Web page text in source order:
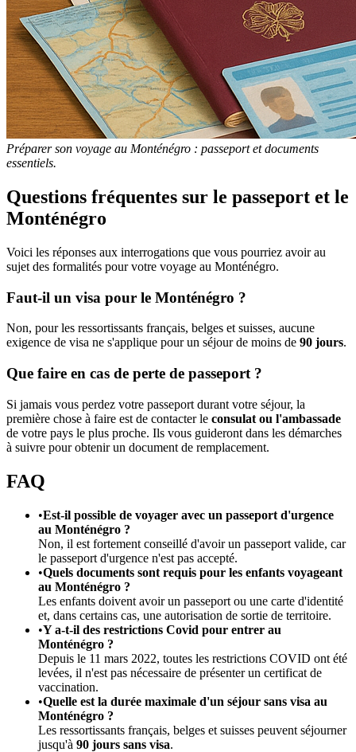
Préparer son voyage au Monténégro : passeport et documents
essentiels.
Questions fréquentes sur le passeport et le
Monténégro
Voici les réponses aux interrogations que vous pourriez avoir au
sujet des formalités pour votre voyage au Monténégro.
Faut-il un visa pour le Monténégro ?
Non, pour les ressortissants français, belges et suisses, aucune
exigence de visa ne s'applique pour un séjour de moins de 90 jours.
Que faire en cas de perte de passeport ?
Si jamais vous perdez votre passeport durant votre séjour, la
première chose à faire est de contacter le consulat ou l'ambassade
de votre pays le plus proche. Ils vous guideront dans les démarches
à suivre pour obtenir un document de remplacement.
FAQ
•Est-il possible de voyager avec un passeport d'urgence
au Monténégro ?
Non, il est fortement conseillé d'avoir un passeport valide, car
le passeport d'urgence n'est pas accepté.
•Quels documents sont requis pour les enfants voyageant
au Monténégro ?
Les enfants doivent avoir un passeport ou une carte d'identité
et, dans certains cas, une autorisation de sortie de territoire.
•Y a-t-il des restrictions Covid pour entrer au
Monténégro ?
Depuis le 11 mars 2022, toutes les restrictions COVID ont été
levées, il n'est pas nécessaire de présenter un certificat de
vaccination.
•Quelle est la durée maximale d'un séjour sans visa au
Monténégro ?
Les ressortissants français, belges et suisses peuvent séjourner
jusqu'à 90 jours sans visa.